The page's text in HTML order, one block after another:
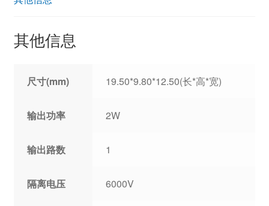
其他信息
尺寸(mm) 19.50*9.80*12.50(长*高*宽)
输出功率 2W
输出路数 1
隔离电压 6000V